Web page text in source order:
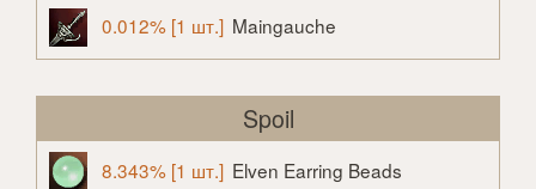
0.012% [1 шт.] Maingauche
Spoil
8.343% [1 шт.] Elven Earring Beads